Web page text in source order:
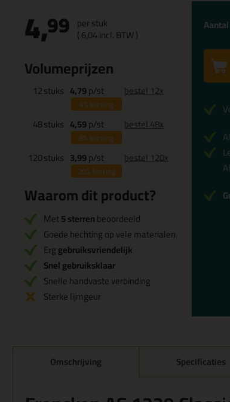
4,99 per stuk
(6,04incl. BTW )
Volumeprijzen
12stuks 4,79p/st
4%korting
bestel 12x
48stuks 4,59p/st
8%korting
bestel 48x
120stuks 3,99p/st
20%korting
bestel 120x
Waarom dit product?
Met5 sterrenbeoordeeld
Goede hechting op vele materialen
Erggebruiksvriendelijk
Snel gebruiksklaar
Snelle handvaste verbinding
Sterke lijmgeur
Aantal
Omschrijving Specificaties